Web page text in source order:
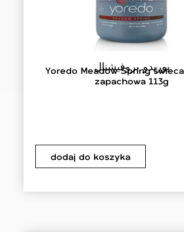
يوريدو بروفيشنال
Yoredo Meadow Spring
zapachowa 113g
dodaj do koszyka